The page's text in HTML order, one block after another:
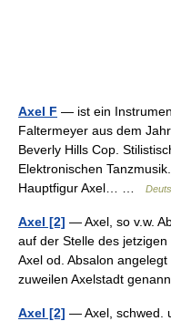
Axel F — ist ein
Faltermeyer aus dem
Beverly Hills Cop.
Elektronischen
Hauptfigur Axel… …
Axel [2] — Axel, so v.w.
auf der Stelle des
Axel od. Absalon
zuweilen Axelstadt
Axel [2] — Axel, schwed.